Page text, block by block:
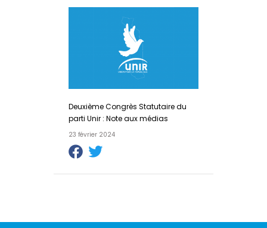
Deuxième Congrès Statutaire du
parti Unir : Note aux médias
23 février 2024